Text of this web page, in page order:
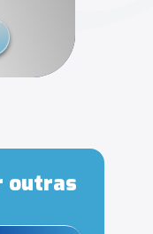
outras